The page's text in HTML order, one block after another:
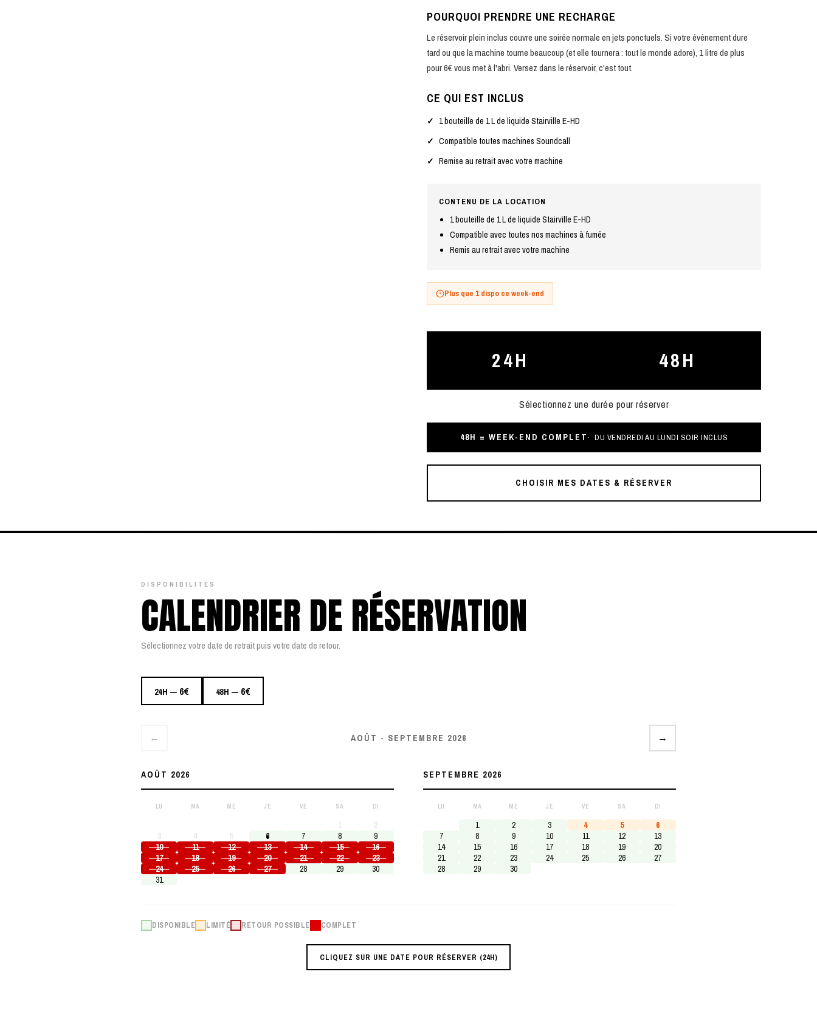
POURQUOI PRENDRE UNE RECHARGE
Le réservoir plein inclus couvre une soirée normale en jets ponctuels. Si votre événement dure
tard ou que la machine tourne beaucoup (et elle tournera : tout le monde adore), 1 litre de plus
pour 6€ vous met à l'abri. Versez dans le réservoir, c'est tout.
CE QUI EST INCLUS
1 bouteille de 1 L de liquide Stairville E-HD
Compatible toutes machines Soundcall
Remise au retrait avec votre machine
CONTENU DE LA LOCATION
1 bouteille de 1 L de liquide Stairville E-HD
Compatible avec toutes nos machines à fumée
Remis au retrait avec votre machine
Plus que 1 dispo ce week-end
24H 48H
Sélectionnez une durée pour réserver
48H = WEEK-END COMPLET DU VENDREDI AU LUNDI SOIR INCLUS
CHOISIR MES DATES & RÉSERVER
DISPONIBILITÉS
CALENDRIER DE RÉSERVATION
Sélectionnez votre date de retrait puis votre date de retour.
24H — 6€ 48H — 6€
← AOÛT - SEPTEMBRE 2026 →
AOÛT 2026
LU MA ME JE VE SA DI
1
2
3
4 5 6 7 8
9
10
11 12 13 14 15
16
17
18 19 20 21 22
23
24
25 26 27 28 29
30
31
SEPTEMBRE 2026
LU MA ME JE VE SA DI
1 2 3 4 5
6
7
8 9 10 11 12
13
14
15 16 17 18 19
20
21
22 23 24 25 26
27
28
29 30
DISPONIBLE LIMITÉ RETOUR POSSIBLE COMPLET
CLIQUEZ SUR UNE DATE POUR RÉSERVER (24H)